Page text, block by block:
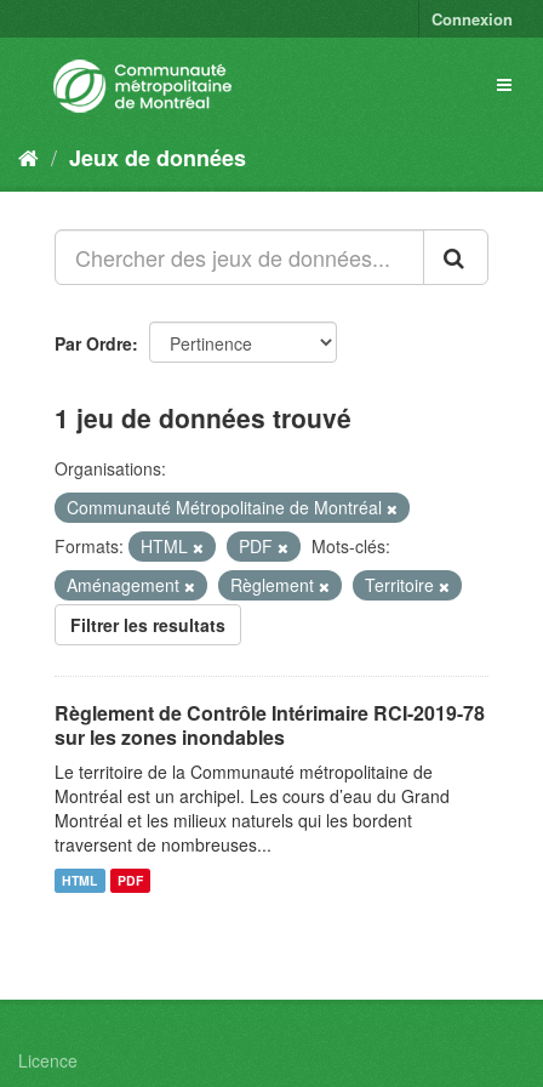
Connexion
Jeux de données
Par Ordre
1 jeu de données trouvé
Organisations:
Communauté Métropolitaine de Montréal
Formats:
HTML PDF
Mots-clés:
Aménagement
Règlement
Territoire
Filtrer les resultats
Règlement de Contrôle Intérimaire RCI-2019-78
sur les zones inondables
Le territoire de la Communauté métropolitaine de
Montréal est un archipel. Les cours d’eau du Grand
Montréal et les milieux naturels qui les bordent
traversent de nombreuses...
HTML PDF
Licence